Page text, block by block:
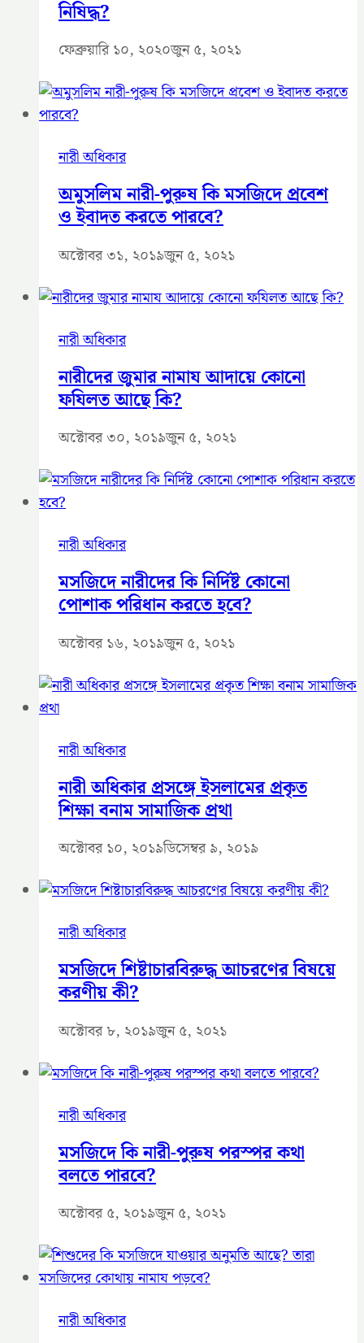
নিষিদ্ধ?
ফেব্রুয়ারি ১০, ২০২০জুন ৫, ২০২১
নারী অধিকার
অমুসলিম নারী-পুরুষ কি মসজিদে প্রবেশ
ও ইবাদত করতে পারবে?
অক্টোবর ৩১, ২০১৯জুন ৫, ২০২১
নারী অধিকার
নারীদের জুমার নামায আদায়ে কোনো
ফযিলত আছে কি?
অক্টোবর ৩০, ২০১৯জুন ৫, ২০২১
নারী অধিকার
মসজিদে নারীদের কি নির্দিষ্ট কোনো
পোশাক পরিধান করতে হবে?
অক্টোবর ১৬, ২০১৯জুন ৫, ২০২১
নারী অধিকার
নারী অধিকার প্রসঙ্গে ইসলামের প্রকৃত
শিক্ষা বনাম সামাজিক প্রথা
অক্টোবর ১০, ২০১৯ডিসেম্বর ৯, ২০১৯
নারী অধিকার
মসজিদে শিষ্টাচারবিরুদ্ধ আচরণের বিষয়ে
করণীয় কী?
অক্টোবর ৮, ২০১৯জুন ৫, ২০২১
নারী অধিকার
মসজিদে কি নারী-পুরুষ পরস্পর কথা
বলতে পারবে?
অক্টোবর ৫, ২০১৯জুন ৫, ২০২১
নারী অধিকার